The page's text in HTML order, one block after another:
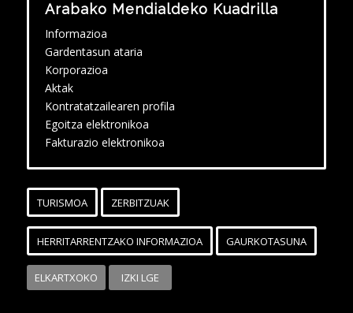
Arabako Mendialdeko Kuadrilla
Informazioa
Gardentasun ataria
Korporazioa
Aktak
Kontratatzailearen profila
Egoitza elektronikoa
Fakturazio elektronikoa
TURISMOA ZERBITZUAK
HERRITARRENTZAKO INFORMAZIOA GAURKOTASUNA
ELKARTXOKO IZKI LGE